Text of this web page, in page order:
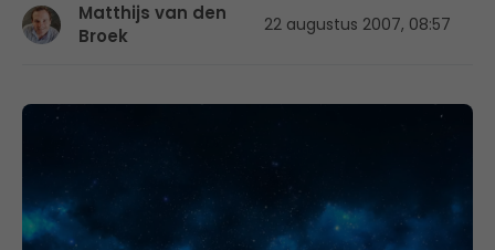
Matthijs van den
Broek
22 augustus 2007, 08:57